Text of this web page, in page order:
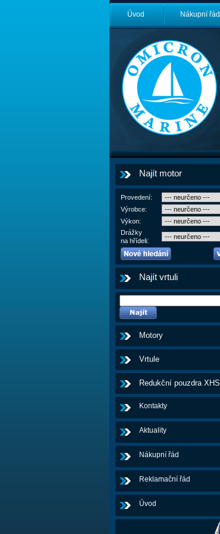
Úvod Nákupní řád
Najít motor
Provedení:
Výrobce:
Výkon:
Drážky
na hřídeli:
Najít vrtuli
Motory
Vrtule
Redukční pouzdra XHS
Kontakty
Aktuality
Nákupní řád
Reklamační řád
Úvod